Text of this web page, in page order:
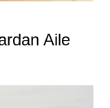
Aile